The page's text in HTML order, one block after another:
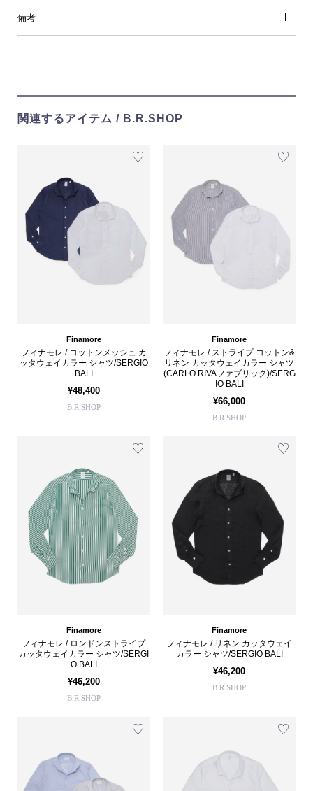
備考
関連するアイテム / B.R.SHOP
Finamore
フィナモレ / コットンメッシュ カ
ッタウェイカラー シャツ/SERGIO
BALI
¥48,400
B.R.SHOP
Finamore
フィナモレ / ストライプ コットン&
リネン カッタウェイカラー シャツ
(CARLO RIVAファブリック)/SERG
IO BALI
¥66,000
B.R.SHOP
Finamore
フィナモレ / ロンドンストライプ
カッタウェイカラー シャツ/SERGI
O BALI
¥46,200
B.R.SHOP
Finamore
フィナモレ / リネン カッタウェイ
カラー シャツ/SERGIO BALI
¥46,200
B.R.SHOP